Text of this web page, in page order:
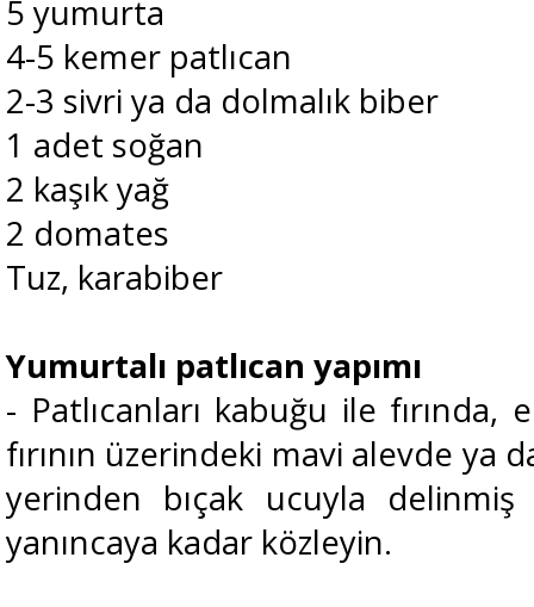
5 yumurta
4-5 kemer patlıcan
2-3 sivri ya da dolmalık biber
1 adet soğan
2 kaşık yağ
2 domates
Tuz, karabiber
Yumurtalı patlıcan yapımı
- Patlıcanları kabuğu ile fırında,
fırının üzerindeki mavi alevde ya
yerinden bıçak ucuyla
yanıncaya kadar közleyin.